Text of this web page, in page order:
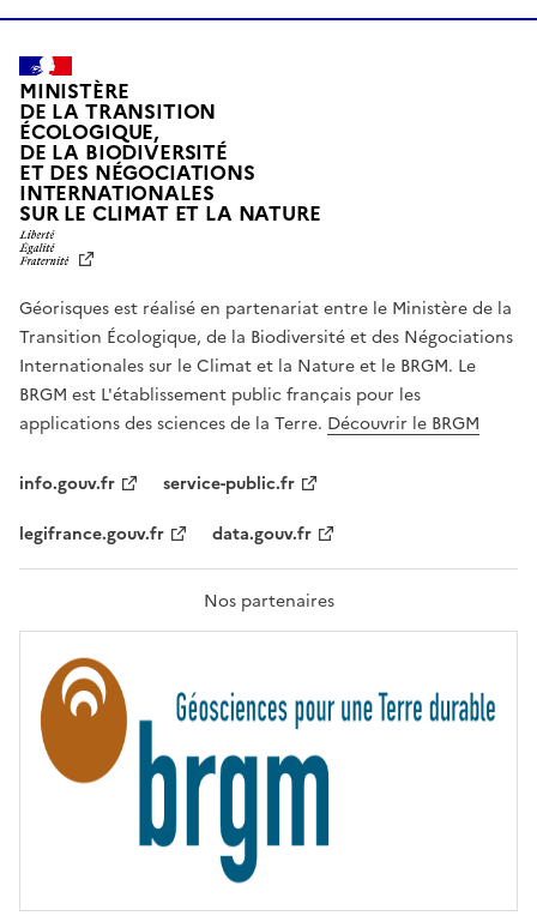
MINISTÈRE
DE LA TRANSITION
ÉCOLOGIQUE,
DE LA BIODIVERSITÉ
ET DES NÉGOCIATIONS
INTERNATIONALES
SUR LE CLIMAT ET LA NATUREL
T
É
,
É
G
A
L
F
A
T
R
T
É
Géorisques est réalisé en partenariat entre le Ministère de la
Transition Écologique, de la Biodiversité et des Négociations
Internationales sur le Climat et la Nature et le BRGM. Le
BRGM est L'établissement public français pour les
applications des sciences de la Terre. Découvrir le BRGM
info.gouv.fr
service-public.fr
legifrance.gouv.fr
data.gouv.fr
Nos partenaires